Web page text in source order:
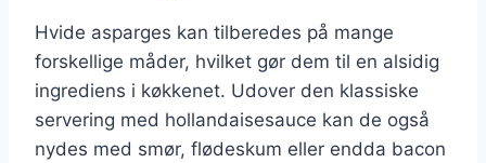
Hvide asparges kan tilberedes på mange
forskellige måder, hvilket gør dem til en alsidig
ingrediens i køkkenet. Udover den klassiske
servering med hollandaisesauce kan de også
nydes med smør, flødeskum eller endda bacon